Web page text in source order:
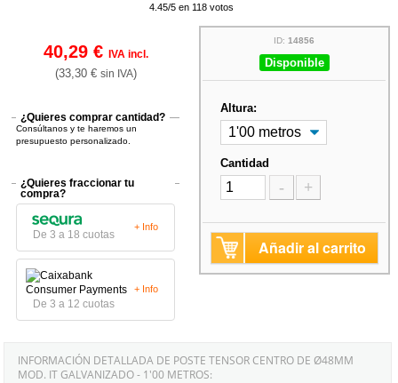
4.45/5 en 118 votos
40,29 € IVA incl.
(33,30 € sin IVA)
¿Quieres comprar cantidad?
Consúltanos y te haremos un
presupuesto personalizado.
¿Quieres fraccionar tu
compra?
De 3 a 18 cuotas
+ Info
De 3 a 12 cuotas
+ Info
ID:14856
Disponible
Altura:
Cantidad
- +
Añadir al carrito
INFORMACIÓN DETALLADA DE POSTE TENSOR CENTRO DE Ø48MM
MOD. IT GALVANIZADO - 1'00 METROS: